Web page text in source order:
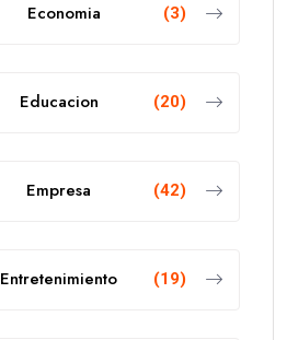
Economia (3)
Educacion (20)
Empresa (42)
Entretenimiento (19)